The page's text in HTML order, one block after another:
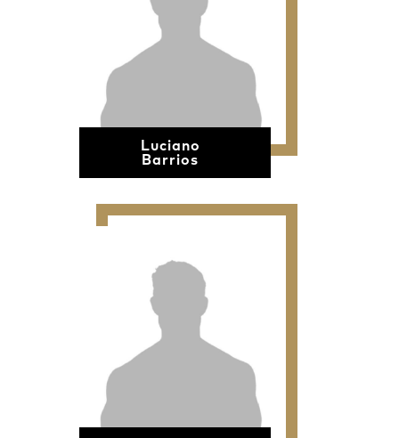
Luciano
Barrios